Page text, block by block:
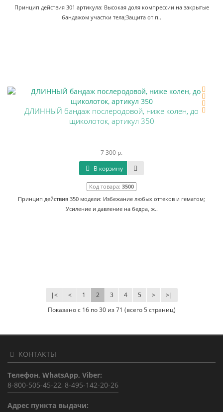
Принцип действия 301 артикула: Высокая доля компрессии на закрытые
бандажом участки тела;Защита от п..
ДЛИННЫЙ бандаж послеродовой, ниже колен, до
щиколоток, артикул 350
7 300 р.
В корзину
Код товара: 3500
Принцип действия 350 модели: Избежание любых оттеков и гематом;
Усиление и давление на бедра, ж..
|< < 1 2 3 4 5 > >|
Показано с 16 по 30 из 71 (всего 5 страниц)
КОНТАКТЫ
Телефон, WhatsApp, Viber:
8-800-505-45-22, 8-495-142-20-26
Адрес пункта выдачи: